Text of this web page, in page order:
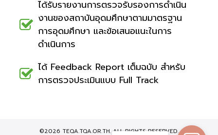
ได้รับรายงานการตรวจรับรองการดำเนิน
งานของสถาบันอุดมศึกษาตามมาตรฐาน
การอุดมศึกษา และข้อเสนอแนะในการ
ดำเนินการ
ได้ Feedback Report เต็มฉบับ สำหรับ
การตรวจประเมินแบบ Full Track
©2026 TEQA.TQA.OR.TH. ALL RIGHTS RESERVED.